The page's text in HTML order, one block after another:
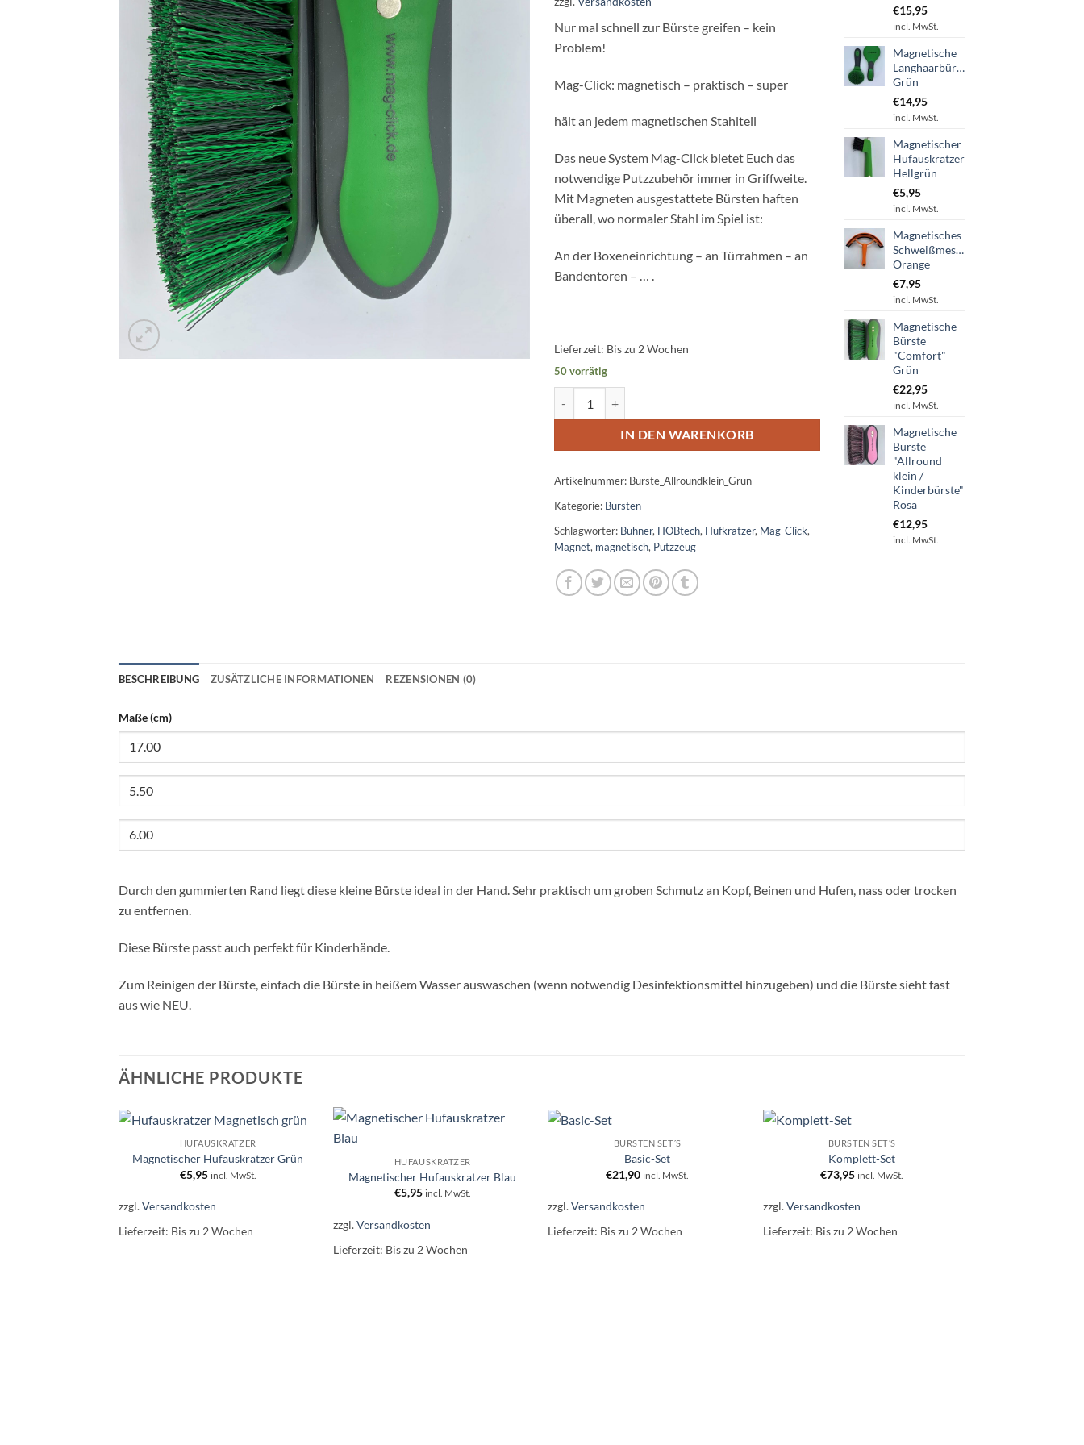
Nur mal schnell zur Bürste greifen – kein
Problem!
Mag-Click: magnetisch – praktisch – super
hält an jedem magnetischen Stahlteil
Das neue System Mag-Click bietet Euch das
notwendige Putzzubehör immer in Griffweite.
Mit Magneten ausgestattete Bürsten haften
überall, wo normaler Stahl im Spiel ist:
An der Boxeneinrichtung – an Türrahmen – an
Bandentoren – … .
Lieferzeit: Bis zu 2 Wochen
50 vorrätig
IN DEN WARENKORB
Artikelnummer: Bürste_Allroundklein_Grün
Kategorie: Bürsten
Schlagwörter: Bühner, HOBtech, Hufkratzer, Mag-Click,
Magnet, magnetisch, Putzzeug
€15,95
incl. MwSt.
Magnetische
Langhaarbürste
Grün
€14,95
incl. MwSt.
Magnetischer
Hufauskratzer
Hellgrün
€5,95
incl. MwSt.
Magnetisches
Schweißmesser
Orange
€7,95
incl. MwSt.
Magnetische
Bürste
"Comfort"
Grün
€22,95
incl. MwSt.
Magnetische
Bürste
"Allround
klein /
Kinderbürste"
Rosa
€12,95
incl. MwSt.
BESCHREIBUNG ZUSÄTZLICHE INFORMATIONEN REZENSIONEN (0)
Maße (cm)
Durch den gummierten Rand liegt diese kleine Bürste ideal in der Hand. Sehr praktisch um groben Schmutz an Kopf, Beinen und Hufen, nass oder trocken
zu entfernen.
Diese Bürste passt auch perfekt für Kinderhände.
Zum Reinigen der Bürste, einfach die Bürste in heißem Wasser auswaschen (wenn notwendig Desinfektionsmittel hinzugeben) und die Bürste sieht fast
aus wie NEU.
ÄHNLICHE PRODUKTE
Wunschliste
hinzufügen.
+
HUFAUSKRATZER
Magnetischer Hufauskratzer Grün
€5,95 incl. MwSt.
zzgl.Versandkosten
Lieferzeit: Bis zu 2 Wochen
Wunschliste
hinzufügen.
HUFAUSKRATZER
Magnetischer Hufauskratzer Blau
€5,95 incl. MwSt.
zzgl.Versandkosten
Lieferzeit: Bis zu 2 Wochen
hinzufügen.
BÜRSTEN SET´S
Basic-Set
€21,90 incl. MwSt.
zzgl.Versandkosten
Lieferzeit: Bis zu 2 Wochen
hinzufügen.
+
BÜRSTEN SET´S
Komplett-Set
€73,95 incl. MwSt.
zzgl.Versandkosten
Lieferzeit: Bis zu 2 Wochen